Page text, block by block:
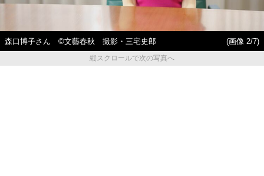
森口博子さん ©文藝春秋 撮影・三宅史郎
(画像 2/7)
縦スクロールで次の写真へ